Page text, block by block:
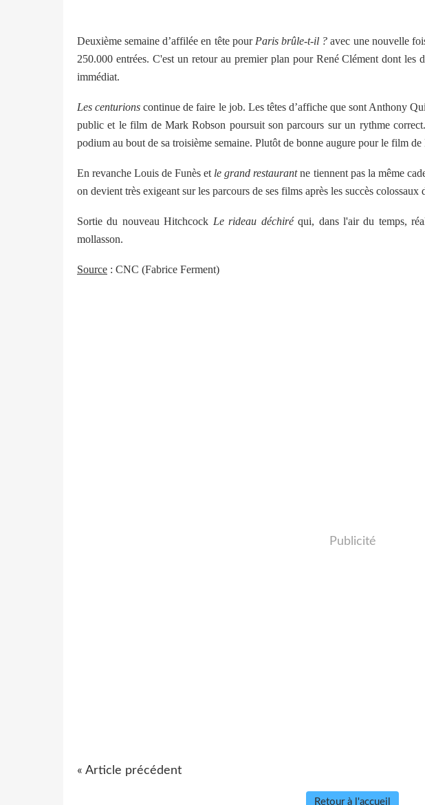
Deuxième semaine d’affilée en tête pour Paris brûle-t-il ? avec une nouvelle
250.000 entrées. C'est un retour au premier plan pour René Clément dont les
immédiat.
Les centurions continue de faire le job. Les têtes d’affiche que sont Anthony
public et le film de Mark Robson poursuit son parcours sur un rythme correct.
podium au bout de sa troisième semaine. Plutôt de bonne augure pour le film
En revanche Louis de Funès et le grand restaurantne tiennent pas la même
on devient très exigeant sur les parcours de ses films après les succès
Sortie du nouveau Hitchcock Le rideau déchiréqui, dans l'air du temps,
mollasson.
Source : CNC (Fabrice Ferment)
Publicité
« Article précédent
Retour à l'accueil